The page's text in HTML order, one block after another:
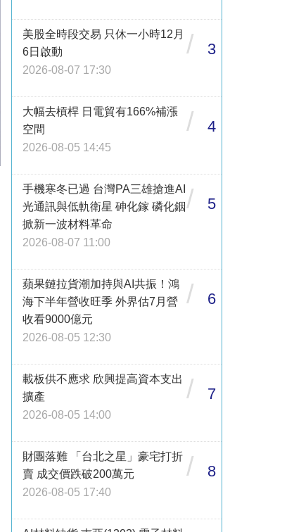
美股全時段交易 只休一小時12月
6日啟動
2026-08-07 17:30
/ 3
大幅去槓桿 日電貿有166%補漲
空間
2026-08-05 14:45
/ 4
手機寒冬已過 台灣PA三雄搶進AI
光通訊與低軌衛星 砷化鎵 磷化銦
掀新一波材料革命
2026-08-07 11:00
/ 5
蘋果鏈拉貨潮加持與AI共振！鴻
海下半年營收旺季 外界估7月營
收看9000億元
2026-08-05 12:30
/ 6
載板供不應求 欣興提高資本支出
擴產
2026-08-05 14:00
/ 7
財團落難 「台北之星」豪宅打折
賣 成交價跌破200萬元
2026-08-05 17:40
/ 8